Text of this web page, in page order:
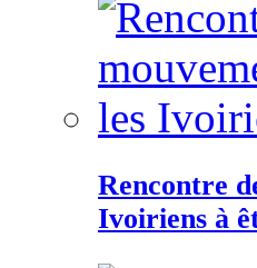
Rencontre
Ivoiriens à